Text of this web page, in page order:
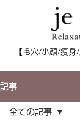
【毛穴/小顔/痩身
記事
全ての記事